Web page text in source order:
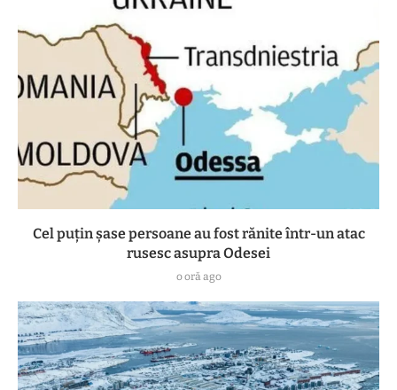
Cel puțin șase persoane au fost rănite într-un atac
rusesc asupra Odesei
o oră ago